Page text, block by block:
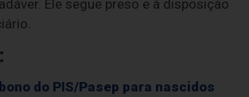
Ele segue preso e à disposição
do PIS/Pasep para nascidos